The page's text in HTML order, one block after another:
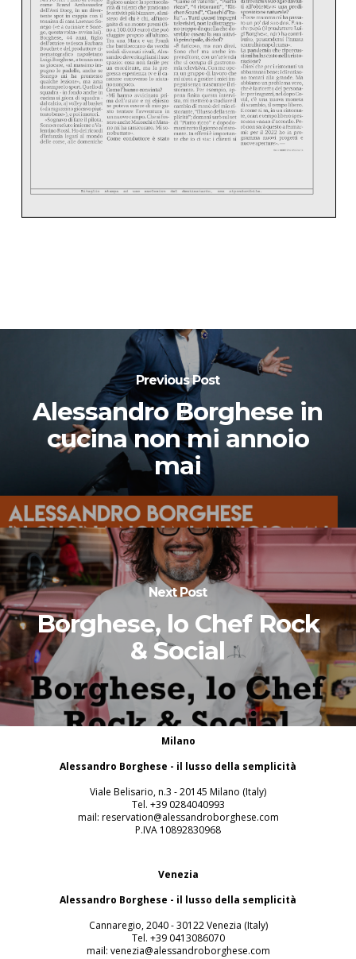
Previous Post
Alessandro Borghese in
cucina non mi annoio
mai
Next Post
Borghese, lo Chef Rock
& Social
Milano
Alessandro Borghese - il lusso della semplicità
Viale Belisario, n.3 - 20145 Milano (Italy)
Tel. +39 0284040993
mail: reservation@alessandroborghese.com
P.IVA 10892830968
Venezia
Alessandro Borghese - il lusso della semplicità
Cannaregio, 2040 - 30122 Venezia (Italy)
Tel. +39 0413086070
mail: venezia@alessandroborghese.com